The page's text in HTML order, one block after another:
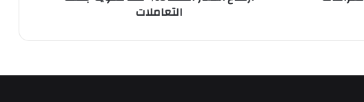
التعاملات